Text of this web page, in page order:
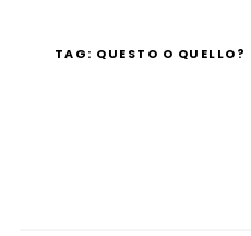
TAG: QUESTO O QUELLO?